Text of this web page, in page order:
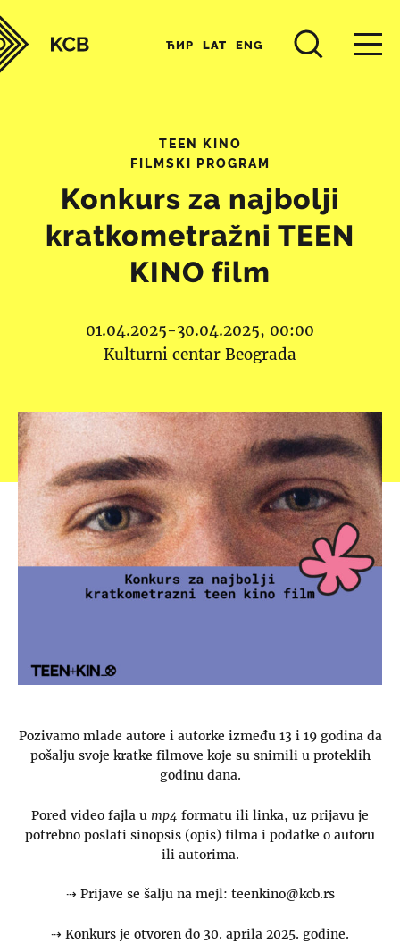
ЋИР LAT ENG
TEEN KINO
FILMSKI PROGRAM
Konkurs za najbolji
kratkometražni TEEN
KINO film
01.04.2025-30.04.2025, 00:00
Kulturni centar Beograda
Pozivamo mlade autore i autorke između 13 i 19 godina da
pošalju svoje kratke filmove koje su snimili u proteklih
godinu dana.
Pored video fajla u mp4 formatu ili linka, uz prijavu je
potrebno poslati sinopsis (opis) filma i podatke o autoru
ili autorima.
⇢ Prijave se šalju na mejl: teenkino@kcb.rs
⇢ Konkurs je otvoren do 30. aprila 2025. godine.